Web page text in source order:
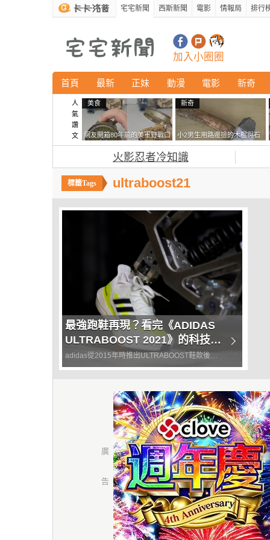
宅宅新聞 西斯新聞 電影 情報局 排行
加入小圈圈
首頁 最新 正妹 動漫 電影 新奇
人
氣
讚
文
美食
網友開箱80年前的美軍野戰口
糧 罐頭本身保存良好，但裡
面的味道...
新奇
小2男生用路邊撿的木棍與石
頭做成了《石斧》馬麻打開書
包嚇一跳怎麼會有這種東
西！？
火影忍者冷知識
ultraboost21
最強跑鞋再現？看完《ADIDAS
ULTRABOOST 2021》的科技配
置 好像又更厲害了！
adidas從2015年時推出ULTRABOOST鞋款後，
正式宣告整個adidas正式跨入Boost的全新中底時
代， 各式鞋款都陸續換上Boost中底，不單單是好
看，實際穿上的腳感，穿過的應該都是給個...